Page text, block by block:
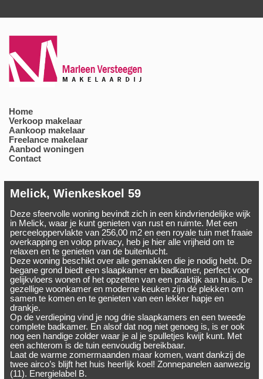
Home
Verkoop makelaar
Aankoop makelaar
Freelance makelaar
Aanbod woningen
Contact
Melick, Wienkeskoel 59
Deze sfeervolle woning bevindt zich in een kindvriendelijke wijk
in Melick, waar je kunt genieten van rust en ruimte. Met een
perceeloppervlakte van 256,00 m2 en een royale tuin met fraaie
overkapping en volop privacy, heb je hier alle vrijheid om te
relaxen en te genieten van de buitenlucht.
Deze woning beschikt over alle gemakken die je nodig hebt. De
begane grond biedt een slaapkamer en badkamer, perfect voor
gelijkvloers wonen of het opzetten van een praktijk aan huis. De
gezellige woonkamer en moderne keuken zijn dé plekken om
samen te komen en te genieten van een lekker hapje en
drankje.
Op de verdieping vind je nog drie slaapkamers en een tweede
complete badkamer. En alsof dat nog niet genoeg is, is er ook
nog een handige zolder waar je al je spulletjes kwijt kunt. Met
een achterom is de tuin eenvoudig bereikbaar.
Laat de warme zomermaanden maar komen, want dankzij de
twee airco’s blijft het huis heerlijk koel! Zonnepanelen aanwezig
(11). Energielabel B.